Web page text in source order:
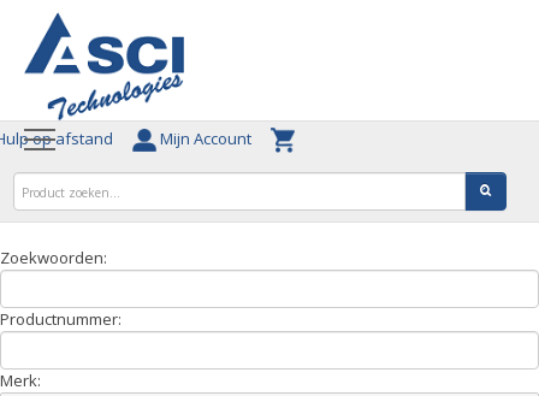
op afstand Mijn Account
Zoekwoorden:
Productnummer:
Merk: